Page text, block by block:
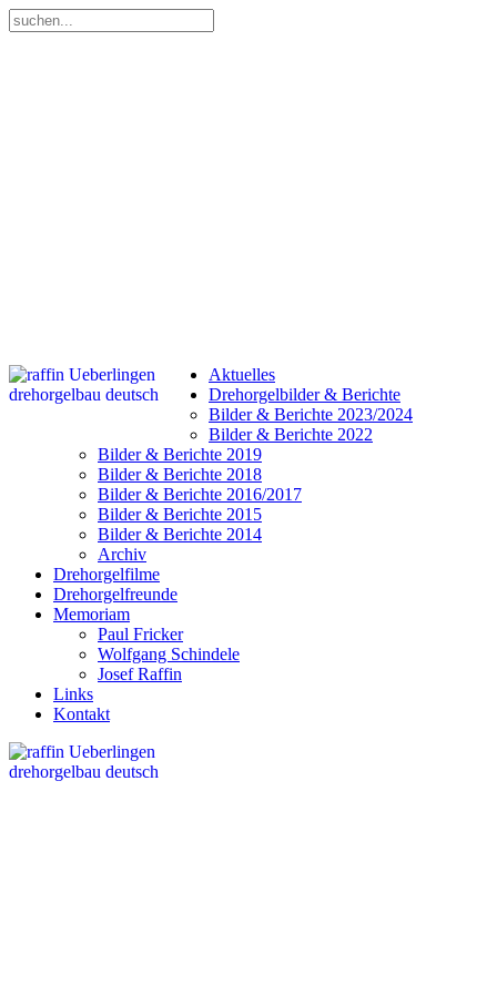
Aktuelles
Drehorgelbilder & Berichte
Bilder & Berichte 2023/2024
Bilder & Berichte 2022
Bilder & Berichte 2019
Bilder & Berichte 2018
Bilder & Berichte 2016/2017
Bilder & Berichte 2015
Bilder & Berichte 2014
Archiv
Drehorgelfilme
Drehorgelfreunde
Memoriam
Paul Fricker
Wolfgang Schindele
Josef Raffin
Links
Kontakt